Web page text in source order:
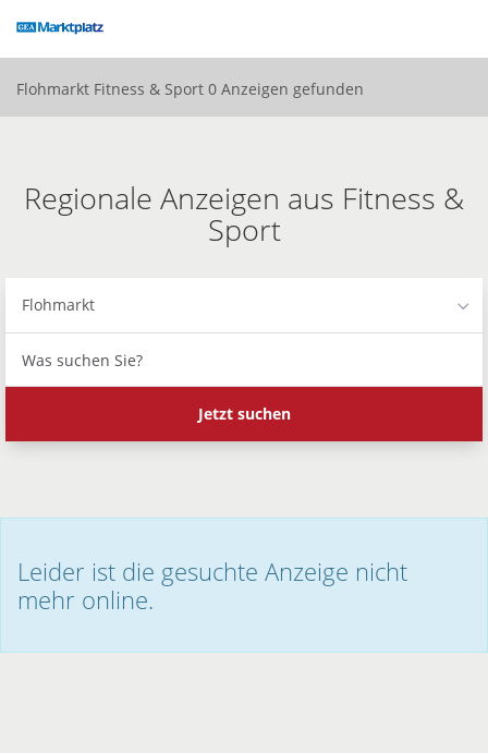
Modus
aktivieren
zurFlohmarkt Fitness & Sport 0 Anzeigen gefunden
Regionale Anzeigen aus Fitness &
Sport
Flohmarkt
suchen
Sie?
Jetzt suchen
Leider ist die gesuchte Anzeige nicht
mehr online.